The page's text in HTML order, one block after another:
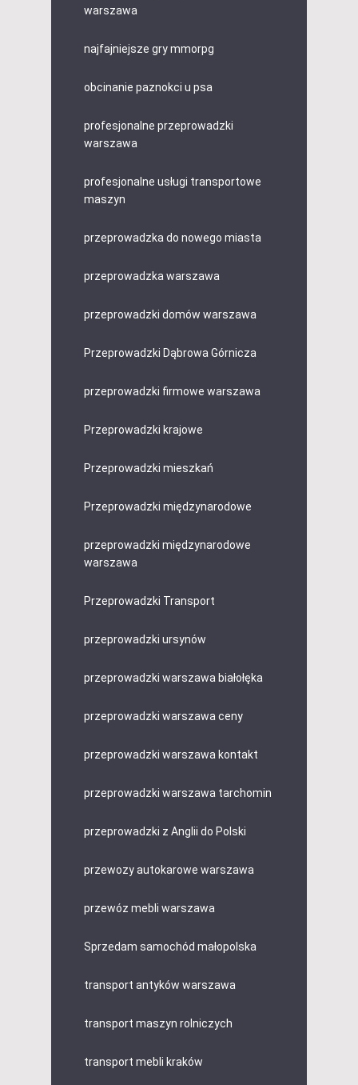
warszawa
najfajniejsze gry mmorpg
obcinanie paznokci u psa
profesjonalne przeprowadzki
warszawa
profesjonalne usługi transportowe
maszyn
przeprowadzka do nowego miasta
przeprowadzka warszawa
przeprowadzki domów warszawa
Przeprowadzki Dąbrowa Górnicza
przeprowadzki firmowe warszawa
Przeprowadzki krajowe
Przeprowadzki mieszkań
Przeprowadzki międzynarodowe
przeprowadzki międzynarodowe
warszawa
Przeprowadzki Transport
przeprowadzki ursynów
przeprowadzki warszawa białołęka
przeprowadzki warszawa ceny
przeprowadzki warszawa kontakt
przeprowadzki warszawa tarchomin
przeprowadzki z Anglii do Polski
przewozy autokarowe warszawa
przewóz mebli warszawa
Sprzedam samochód małopolska
transport antyków warszawa
transport maszyn rolniczych
transport mebli kraków